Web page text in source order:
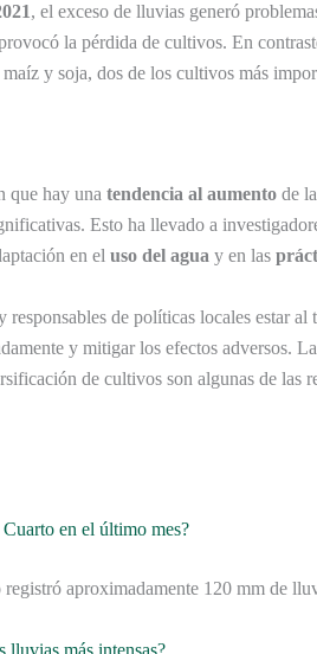
, el exceso de lluvias generó
la pérdida de cultivos. En
y soja, dos de los cultivos más
que hay una tendencia al aumento de
Esto ha llevado a
en el uso del agua y en las
de políticas locales estar al
y mitigar los efectos adversos.
de cultivos son algunas de las
en el último mes?
aproximadamente 120 mm de
lluvias más intensas?